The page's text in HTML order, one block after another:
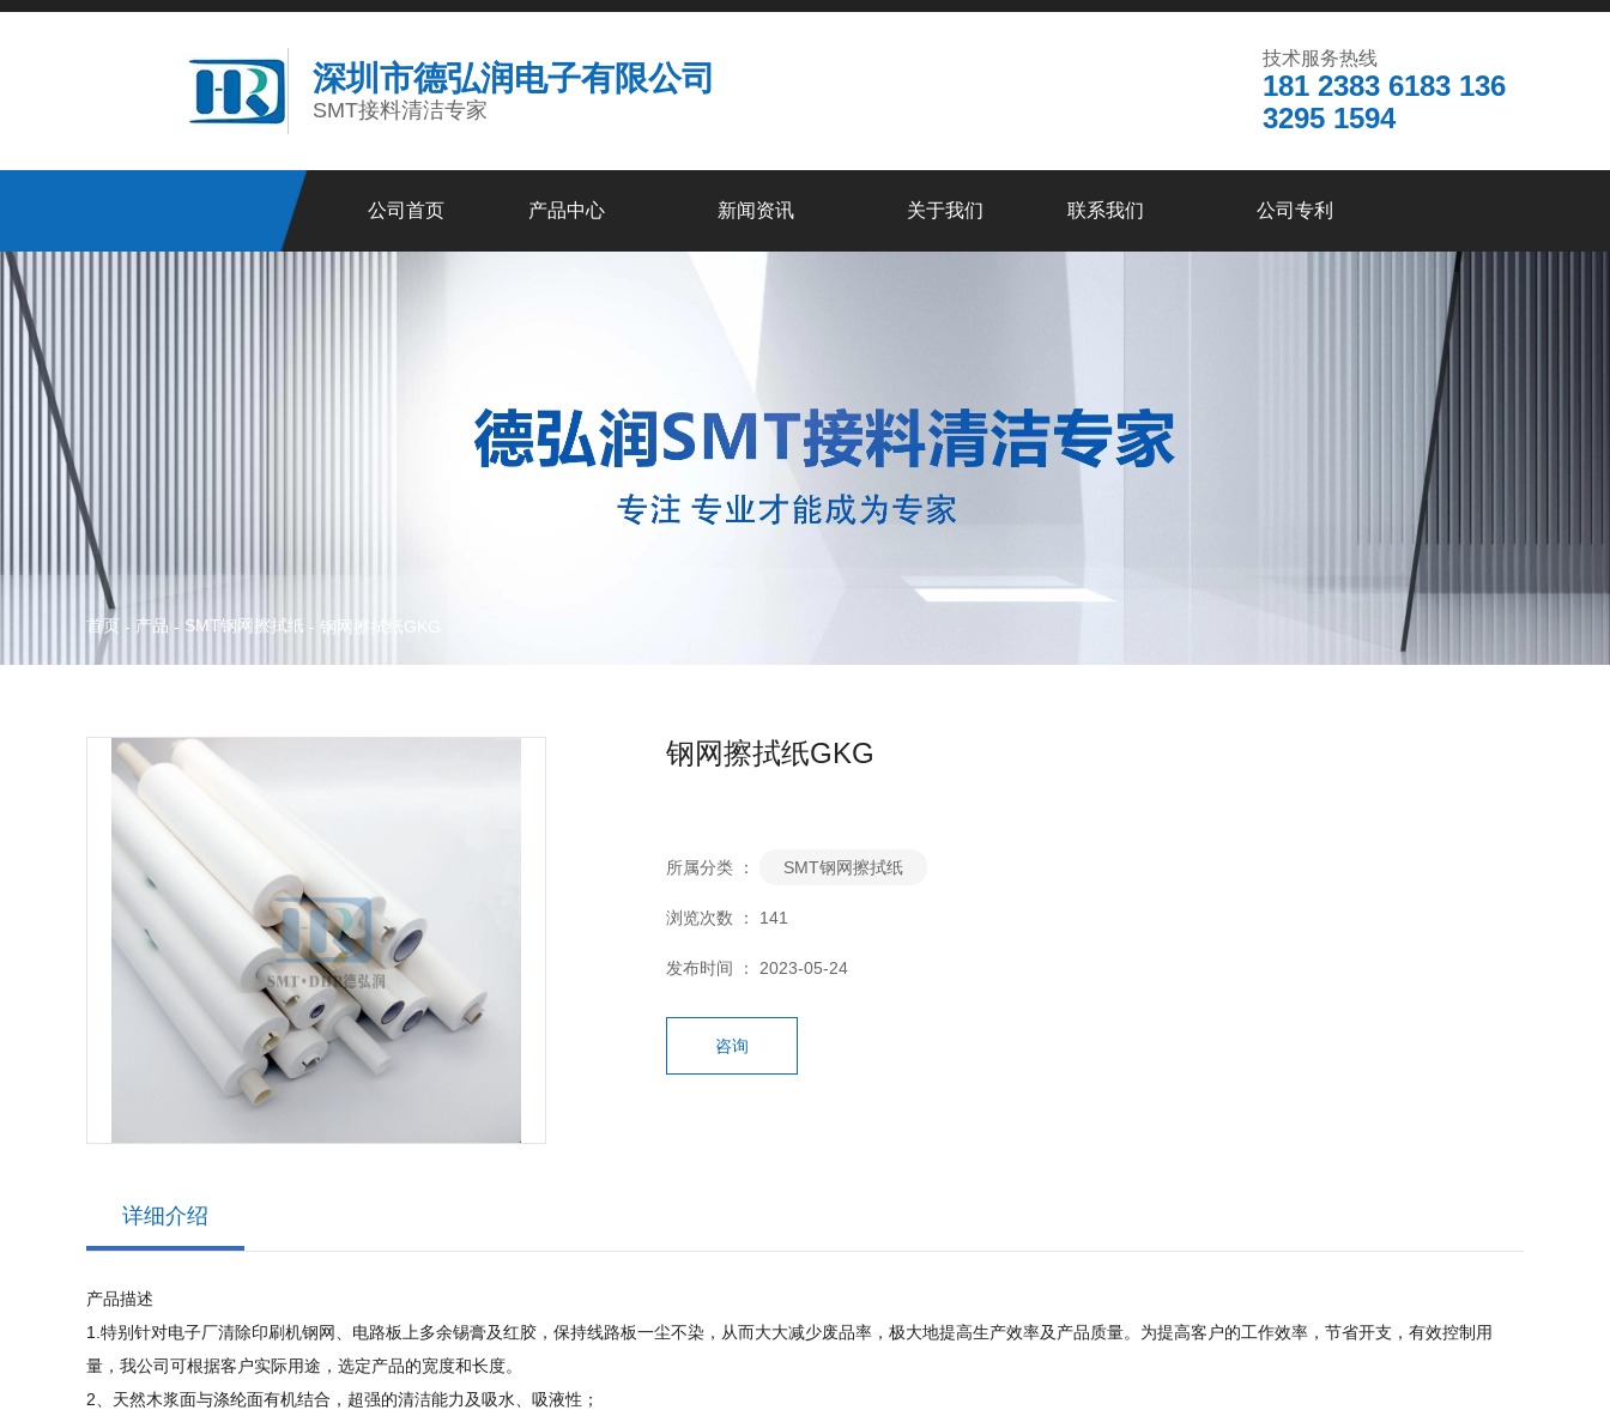
深圳市德弘润电子有限公司
SMT接料清洁专家
技术服务热线
181 2383 6183 136
3295 1594
公司首页 产品中心 新闻资讯 关于我们 联系我们 公司专利
首页 - 产品 - SMT钢网擦拭纸 - 钢网擦拭纸GKG
钢网擦拭纸GKG
所属分类 ： SMT钢网擦拭纸
浏览次数 ： 141
发布时间 ： 2023-05-24
咨询
详细介绍
产品描述
1.特别针对电子厂清除印刷机钢网、电路板上多余锡膏及红胶，保持线路板一尘不染，从而大大减少废品率，极大地提高生产效率及产品质量。为提高客户的工作效率，节省开支，有效控制用
量，我公司可根据客户实际用途，选定产品的宽度和长度。
2、天然木浆面与涤纶面有机结合，超强的清洁能力及吸水、吸液性；